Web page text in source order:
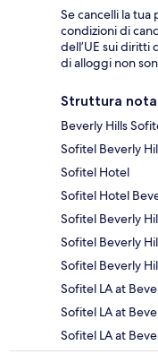
Se cancelli la
condizioni di
dell’UE sui diritti
di alloggi non
Struttura
Beverly Hills
Sofitel Beverly
Sofitel Hotel
Sofitel Hotel
Sofitel Beverly
Sofitel Beverly
Sofitel Beverly
Sofitel LA at
Sofitel LA at
Sofitel LA at